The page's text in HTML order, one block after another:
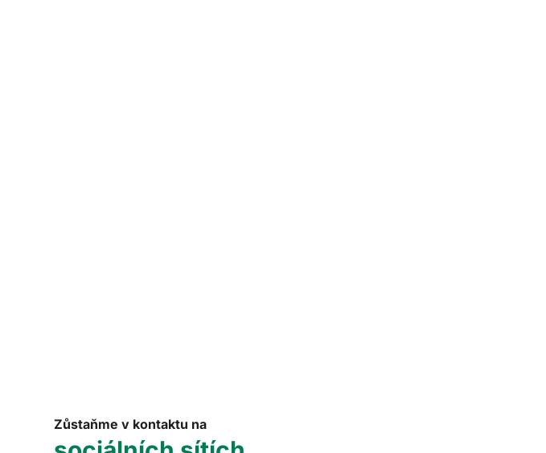
Zůstaňme v kontaktu na